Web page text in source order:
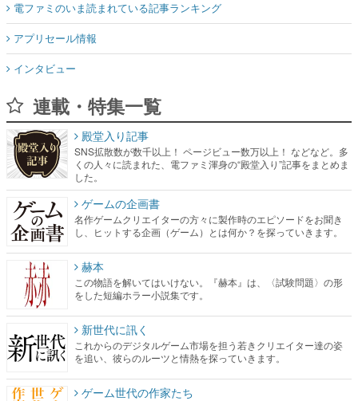
インタビュー
連載・特集一覧
くの人々に読まれた、電ファミ渾身の“殿堂入り”記事をまとめま
した。
ゲームの企画書
名作ゲームクリエイターの方々に製作時のエピソードをお聞き
し、ヒットする企画（ゲーム）とは何か？を探っていきます。
赫本
この物語を解いてはいけない。『赫本』は、〈試験問題〉の形
をした短編ホラー小説集です。
新世代に訊く
これからのデジタルゲーム市場を担う若きクリエイター達の姿
を追い、彼らのルーツと情熱を探っていきます。
ゲーム世代の作家たち
ゲームに多大な影響を受けた作家さんに取材し、ゲームが日本
のコンテンツ産業やカルチャーに与えた影響を探る企画です。
日本モバイルゲーム産業史